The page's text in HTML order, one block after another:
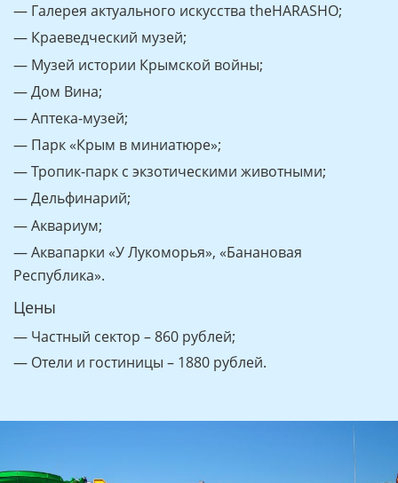
— Галерея актуального искусства theHARASHO;
— Краеведческий музей;
— Музей истории Крымской войны;
— Дом Вина;
— Аптека-музей;
— Парк «Крым в миниатюре»;
— Тропик-парк с экзотическими животными;
— Дельфинарий;
— Аквариум;
— Аквапарки «У Лукоморья», «Банановая
Республика».
Цены
— Частный сектор – 860 рублей;
— Отели и гостиницы – 1880 рублей.